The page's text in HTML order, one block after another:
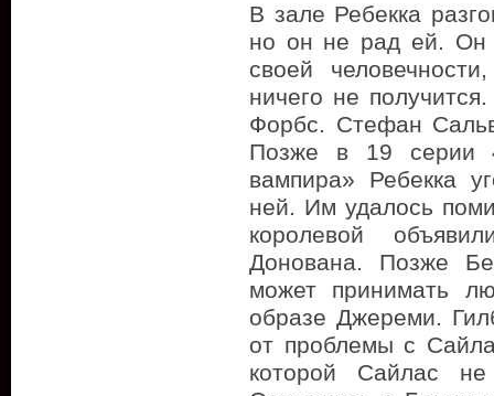
В зале Ребекка
но он не рад ей. Он
своей
ничего не
Форбс. Стефан
Позже в 19 серии
вампира» Ребекка
ней. Им удалось
королевой
Донована. Позже
может принимать
образе Джереми.
от проблемы с
которой Сайлас